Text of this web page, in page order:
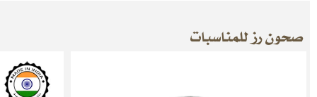
صحون رز للمناسبات